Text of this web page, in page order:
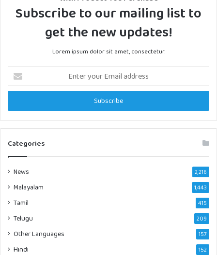
Subscribe to our mailing list to
get the new updates!
Lorem ipsum dolor sit amet, consectetur.
Enter
your
Email
Categories
News 2,216
Malayalam 1,443
Tamil 415
Telugu 209
Other Languages 157
Hindi 152